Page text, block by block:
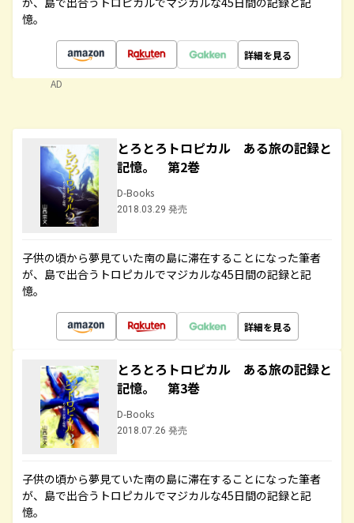
憶。
詳細を見る
AD
とろとろトロピカル ある旅の記録と
記憶。 第2巻
D-Books
2018.03.29 発売
子供の頃から夢見ていた南の島に滞在することになった筆者
が、島で出合うトロピカルでマジカルな45日間の記録と記
憶。
詳細を見る
とろとろトロピカル ある旅の記録と
記憶。 第3巻
D-Books
2018.07.26 発売
子供の頃から夢見ていた南の島に滞在することになった筆者
が、島で出合うトロピカルでマジカルな45日間の記録と記
憶。